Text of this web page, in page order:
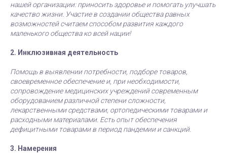
нашей организации: приносить здоровье и помогать улучшать
качество жизни. Участие в создании общества равных
возможностей считаем способом развития каждого
маленького общества ко всей нации!
2. Инклюзивная деятельность
Помощь в выявлении потребности, подборе товаров,
своевременное обеспечение и, при необходимости,
сопровождение медицинских учреждений современным
оборудованием различной степени сложности,
лекарственными средствами, ортопедическими товарами и
расходными материалами. Есть опыт обеспечения
дефицитными товарами в период пандемии и санкций.
3. Намерения